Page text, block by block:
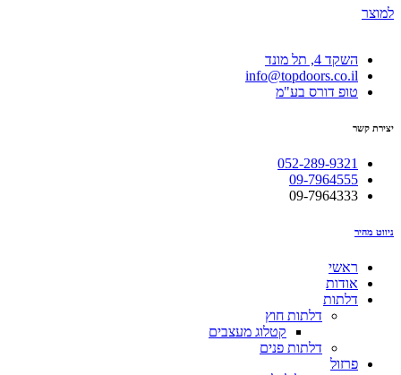
למוצר
השקד 4, תל מונד
info@topdoors.co.il
טופ דורס בע"מ
יצירת קשר
052-289-9321
09-7964555
09-7964333
ניווט מהיר
ראשי
אודות
דלתות
דלתות חוץ
קטלוג מעצבים
דלתות פנים
פרזול